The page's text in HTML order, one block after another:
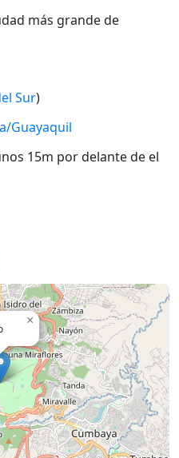
más grande de
Sur)
Guayaquil
15m por delante de el
×